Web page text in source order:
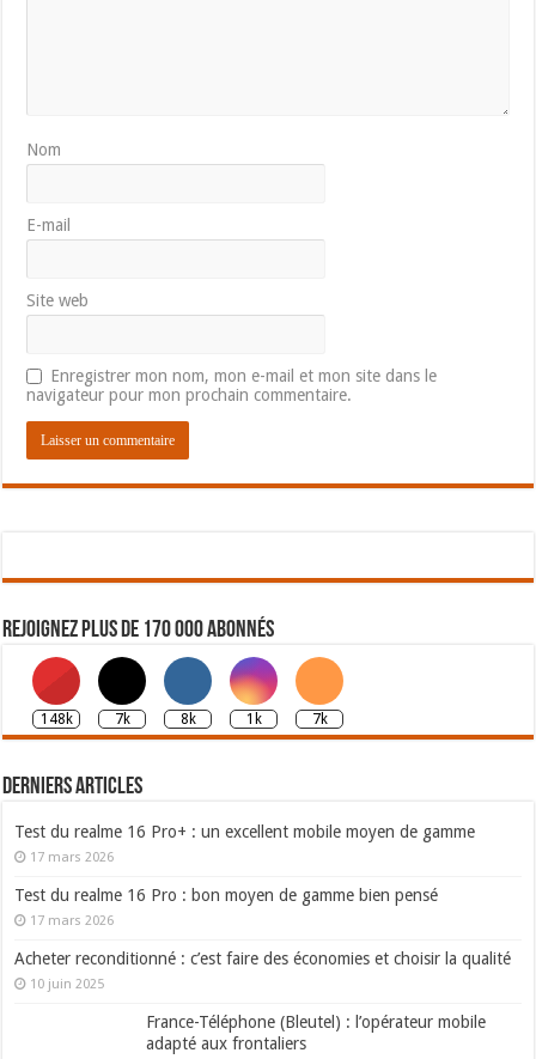
Nom
E-mail
Site web
Enregistrer mon nom, mon e-mail et mon site dans le
navigateur pour mon prochain commentaire.
Rejoignez plus de 170 000 abonnés
148k 7k 8k 1k 7k
Derniers articles
Test du realme 16 Pro+ : un excellent mobile moyen de gamme
17 mars 2026
Test du realme 16 Pro : bon moyen de gamme bien pensé
17 mars 2026
Acheter reconditionné : c’est faire des économies et choisir la qualité
10 juin 2025
France-Téléphone (Bleutel) : l’opérateur mobile
adapté aux frontaliers